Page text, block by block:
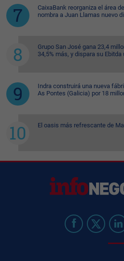
CaixaBank reorganiza el área
nombra a Juan Llamas nuevo
Grupo San José gana 23,4
34,5% más, y dispara su Ebitda
Indra construirá una nueva
As Pontes (Galicia) por 18
El oasis más refrescante de